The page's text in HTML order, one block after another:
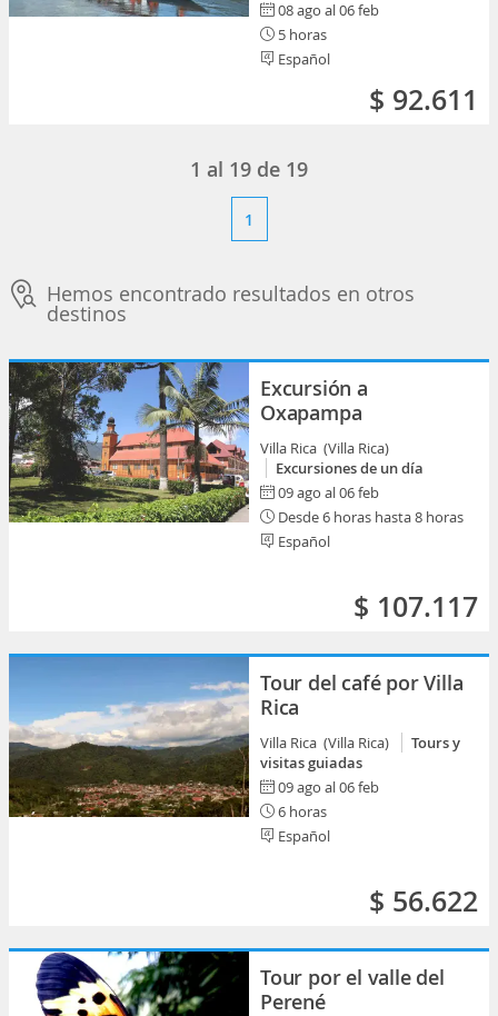
08 ago al 06 feb
5 horas
Español
$ 92.611
1 al 19 de 19
1
Hemos encontrado resultados en otros
destinos
Excursión a
Oxapampa
Villa Rica (Villa Rica)
Excursiones de un día
09 ago al 06 feb
Desde 6 horas hasta 8 horas
Español
$ 107.117
Tour del café por Villa
Rica
Villa Rica (Villa Rica)
Tours y
visitas guiadas
09 ago al 06 feb
6 horas
Español
$ 56.622
Tour por el valle del
Perené